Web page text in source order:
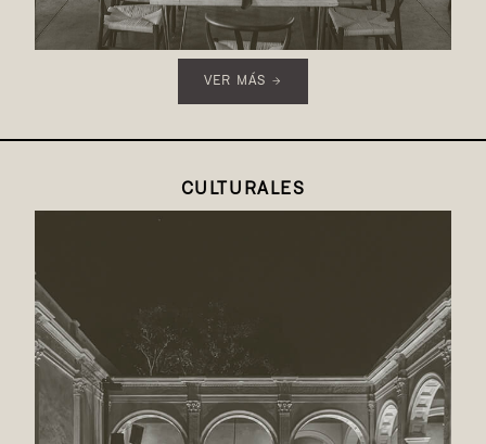
VER MÁS →
CULTURALES